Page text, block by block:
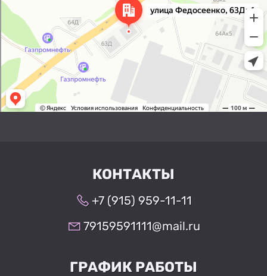
КОНТАКТЫ
+7 (915) 959-11-11
79159591111@mail.ru
ГРАФИК РАБОТЫ